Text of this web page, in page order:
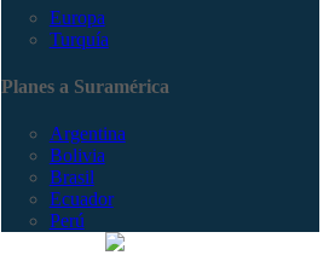
Europa
Turquía
Planes a Suramérica
Argentina
Bolivia
Brasil
Ecuador
Perú